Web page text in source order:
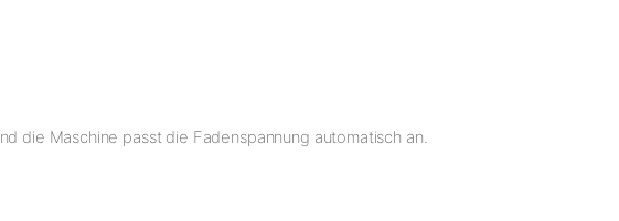
die Maschine passt die Fadenspannung automatisch an.